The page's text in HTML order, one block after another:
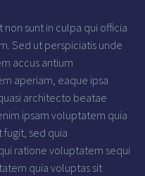
sunt in culpa qui officia
Sed ut perspiciatis unde
accus antium
aperiam, eaque ipsa
architecto beatae
ipsam voluptatem quia
sed quia
ratione voluptatem sequi
quia voluptas sit